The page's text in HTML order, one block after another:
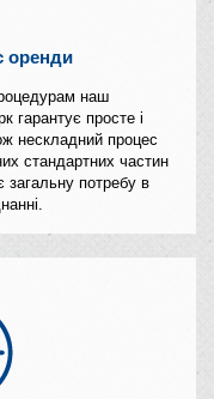
оренди
наш
гарантує просте і
нескладний процес
стандартних частин
загальну потребу в